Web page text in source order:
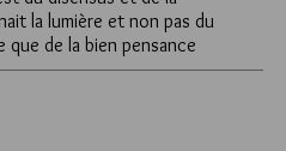
la lumière et non pas du
que de la bien pensance